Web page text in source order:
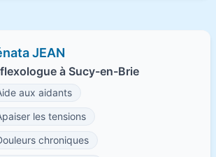
JEAN
à Sucy-en-Brie
aux aidants
les tensions
chroniques